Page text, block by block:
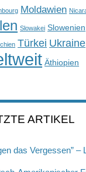
Moldawien
Slowakei Slowenien
Türkei Ukraine
Äthiopien
ARTIKEL
das Vergessen” –